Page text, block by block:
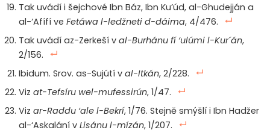
Tak uvádí i šejchové Ibn Báz, Ibn Ku’úd, al-Ghudejján a
al-‘Afífí ve Fetáwa l-ledžneti d-dáima, 4/476.
Tak uvádí az-Zerkeší v al-Burhánu fí ‘ulúmi l-Kur´án,
2/156.
Ibidum. Srov. as-Sujútí v al-Itkán, 2/228.
Viz at-Tefsíru wel-mufessirún, 1/47.
Viz ar-Raddu ‘ale l-Bekrí, 1/76. Stejně smýšlí i Ibn Hadžer
al-‘Askalání v Lisánu l-mízán, 1/207.